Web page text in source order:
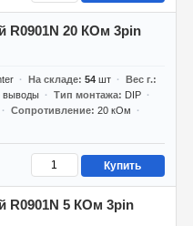
R0901N 20 КОм 3pin
На складе 54шт
Вес г.
выводы Тип монтажа
DIP
Сопротивление 20 кОм
Купить
R0901N 5 КОм 3pin